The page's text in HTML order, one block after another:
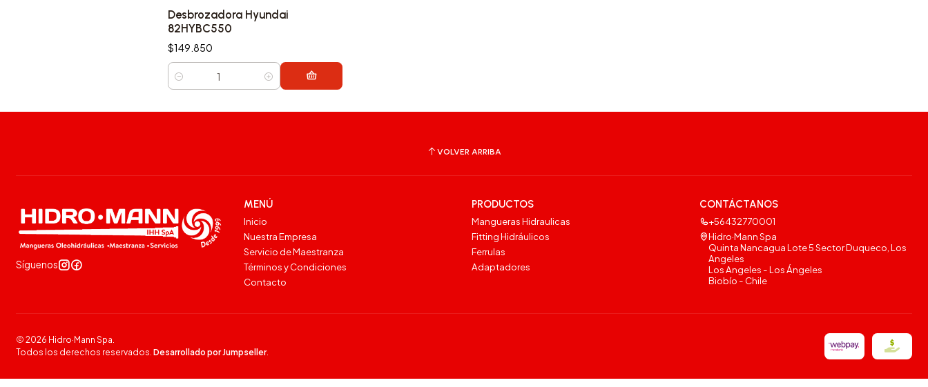
Desbrozadora Hyundai
82HYBC550
$149.850
Cantidad
VOLVER ARRIBA
Síguenos
MENÚ
Inicio
Nuestra Empresa
Servicio de Maestranza
Términos y Condiciones
Contacto
PRODUCTOS
Mangueras Hidraulicas
Fitting Hidráulicos
Ferrulas
Adaptadores
CONTÁCTANOS
+56432770001
Hidro·Mann Spa
Quinta Nancagua Lote 5 Sector Duqueco, Los
Angeles
Los Angeles - Los Ángeles
Biobío - Chile
2026 Hidro·Mann Spa.
Todos los derechos reservados.Desarrollado por Jumpseller.